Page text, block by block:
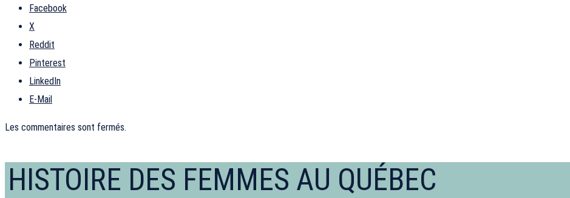
Facebook
X
Reddit
Pinterest
LinkedIn
E-Mail
Les commentaires sont fermés.
HISTOIRE DES FEMMES AU QUÉBEC